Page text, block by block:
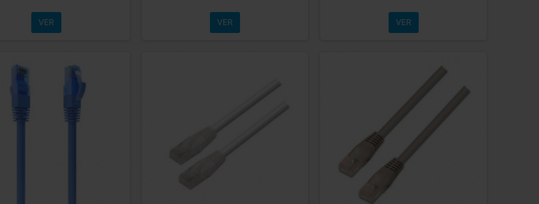
VER VER VER